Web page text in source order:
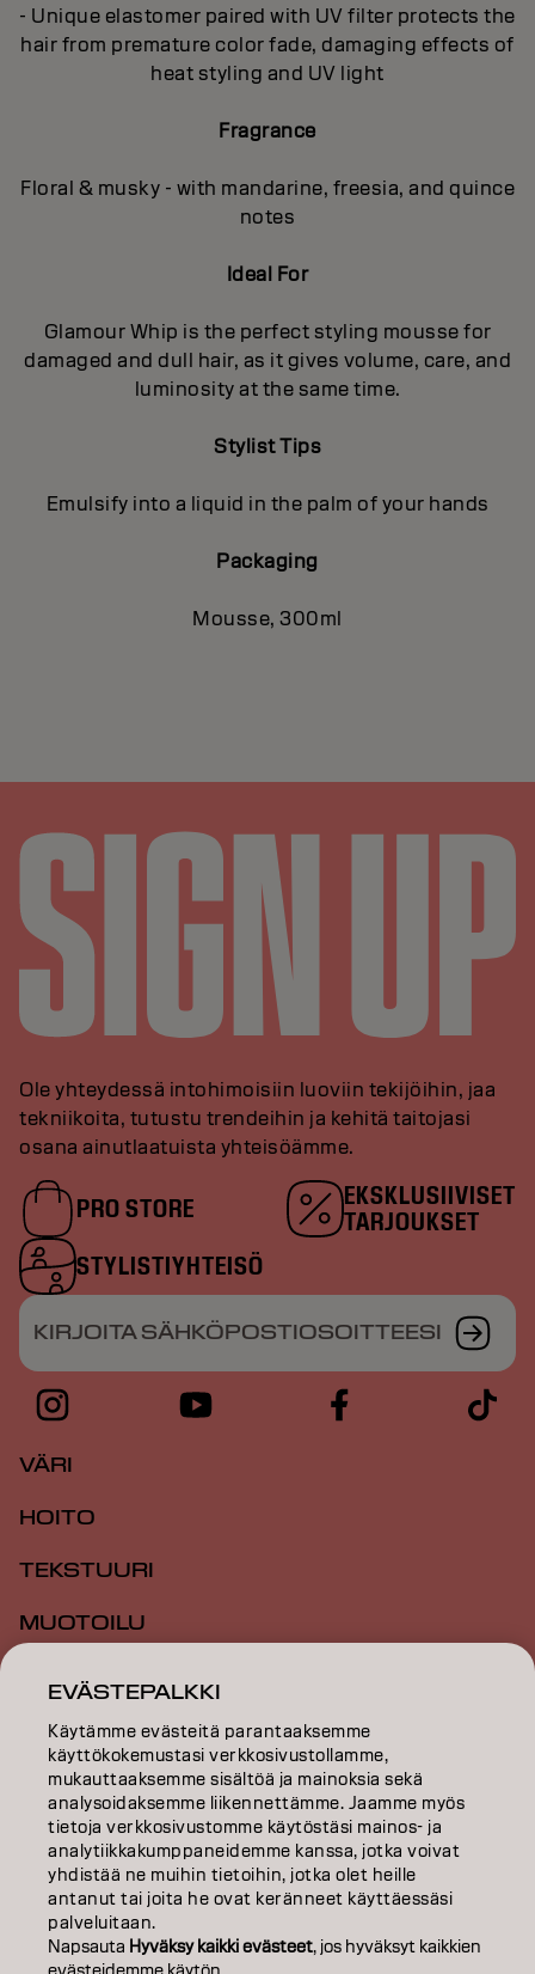
- Unique elastomer paired with UV filter protects the
hair from premature color fade, damaging effects of
heat styling and UV light
Fragrance
Floral & musky - with mandarine, freesia, and quince
notes
Ideal For
Glamour Whip is the perfect styling mousse for
damaged and dull hair, as it gives volume, care, and
luminosity at the same time.
Stylist Tips
Emulsify into a liquid in the palm of your hands
Packaging
Mousse, 300ml
Ole yhteydessä intohimoisiin luoviin tekijöihin, jaa
tekniikoita, tutustu trendeihin ja kehitä taitojasi
osana ainutlaatuista yhteisöämme.
PRO STORE
EKSKLUSIIVISET
TARJOUKSET
STYLISTIYHTEISÖ
KIRJOITA SÄHKÖPOSTIOSOITTEESI
VÄRI
HOITO
TEKSTUURI
MUOTOILU
INSPIRAATIO
KOULUTUS
TIETOA MEISTÄ
SALON FINDER
RYHDY KUMPPANIKSI
OTA YHTEYTTÄ
EVÄSTEPALKKI
Käytämme evästeitä parantaaksemme
käyttökokemustasi verkkosivustollamme,
mukauttaaksemme sisältöä ja mainoksia sekä
analysoidaksemme liikennettämme. Jaamme myös
tietoja verkkosivustomme käytöstäsi mainos- ja
analytiikkakumppaneidemme kanssa, jotka voivat
yhdistää ne muihin tietoihin, jotka olet heille
antanut tai joita he ovat keränneet käyttäessäsi
palveluitaan.
Napsauta Hyväksy kaikki evästeet, jos hyväksyt kaikkien